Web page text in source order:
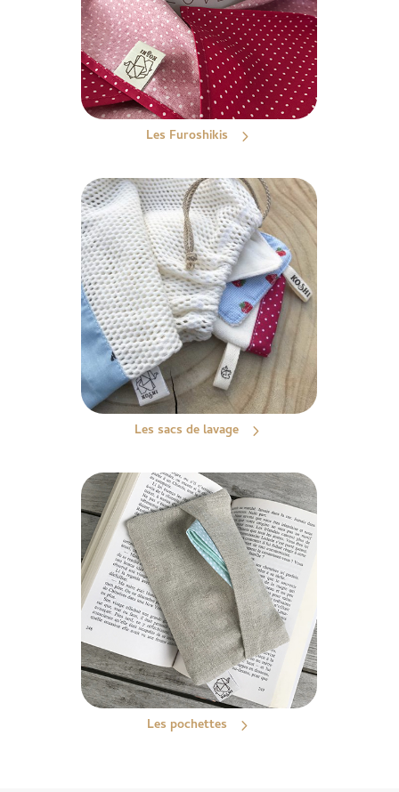
Les Furoshikis
Les sacs de lavage
Les pochettes